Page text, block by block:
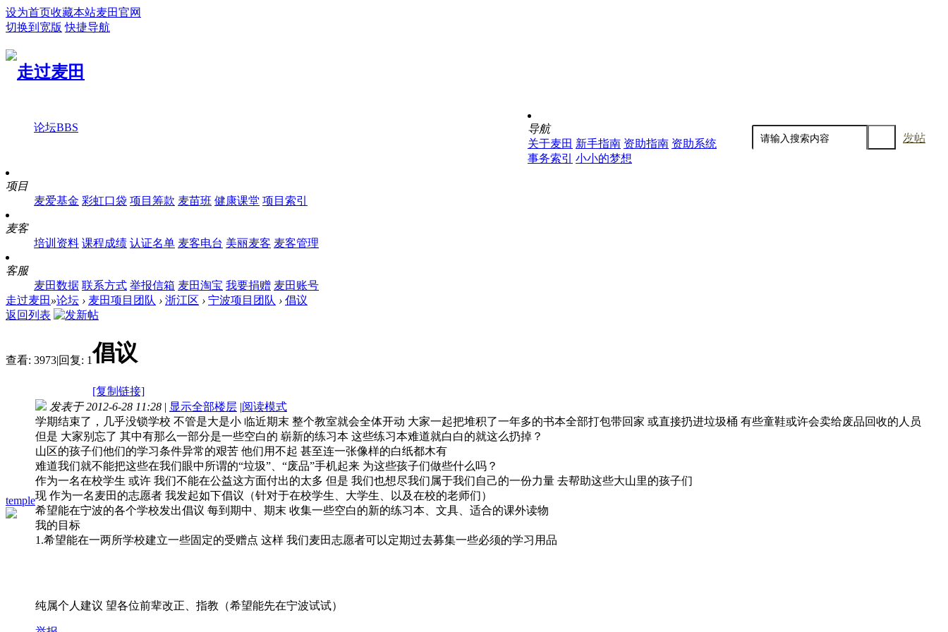
设为首页收藏本站麦田官网
切换到宽版 快捷导航
论坛BBS
发帖
导航
关于麦田 新手指南 资助指南 资助系统
事务索引
小小的梦想
项目
麦爱基金 彩虹口袋 项目筹款 麦苗班 健康课堂 项目索引
麦客
培训资料 课程成绩 认证名单 麦客电台 美丽麦客 麦客管理
客服
麦田数据 联系方式 举报信箱 麦田淘宝 我要捐赠 麦田账号
走过麦田 »论坛 › 麦田项目团队 › 浙江区 › 宁波项目团队 › 倡议
返回列表
查看: 3973|回复: 1倡议
[复制链接]
temple
发表于 2012-6-28 11:28 | 显示全部楼层 |阅读模式
学期结束了，几乎没锁学校 不管是大是小 临近期末 整个教室就会全体开动 大家一起把堆积了一年多的书本全部打包带回家 或直接扔进垃圾桶 有些童鞋或许会卖给废品回收的人员
但是 大家别忘了 其中有那么一部分是一些空白的 崭新的练习本 这些练习本难道就白白的就这么扔掉？
山区的孩子们他们的学习条件异常的艰苦 他们用不起 甚至连一张像样的白纸都木有
难道我们就不能把这些在我们眼中所谓的“垃圾”、“废品”手机起来 为这些孩子们做些什么吗？
作为一名在校学生 或许 我们不能在公益这方面付出的太多 但是 我们也想尽我们属于我们自己的一份力量 去帮助这些大山里的孩子们
现 作为一名麦田的志愿者 我发起如下倡议（针对于在校学生、大学生、以及在校的老师们）
希望能在宁波的各个学校发出倡议 每到期中、期末 收集一些空白的新的练习本、文具、适合的课外读物
我的目标
1.希望能在一两所学校建立一些固定的受赠点 这样 我们麦田志愿者可以定期过去募集一些必须的学习用品
纯属个人建议 望各位前辈改正、指教（希望能先在宁波试试）